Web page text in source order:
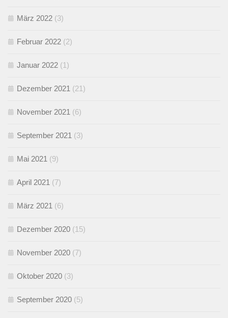
März 2022 (3)
Februar 2022 (2)
Januar 2022 (1)
Dezember 2021 (21)
November 2021 (6)
September 2021 (3)
Mai 2021 (9)
April 2021 (7)
März 2021 (6)
Dezember 2020 (15)
November 2020 (7)
Oktober 2020 (3)
September 2020 (5)